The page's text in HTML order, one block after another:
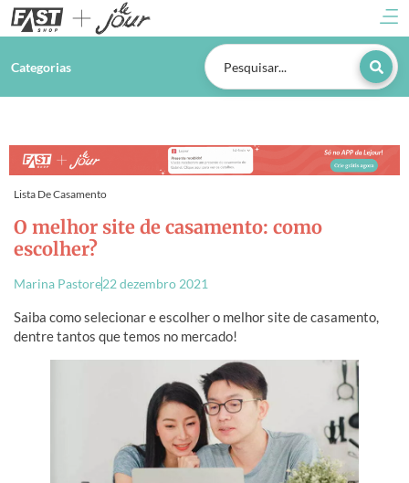
Categorias
Lista De Casamento
O melhor site de casamento: como
escolher?
Marina Pastore22 dezembro 2021
Saiba como selecionar e escolher o melhor site de casamento,
dentre tantos que temos no mercado!